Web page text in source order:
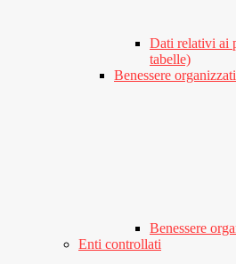
Dati relativi ai
tabelle)
Benessere
Benessere
Enti controllati